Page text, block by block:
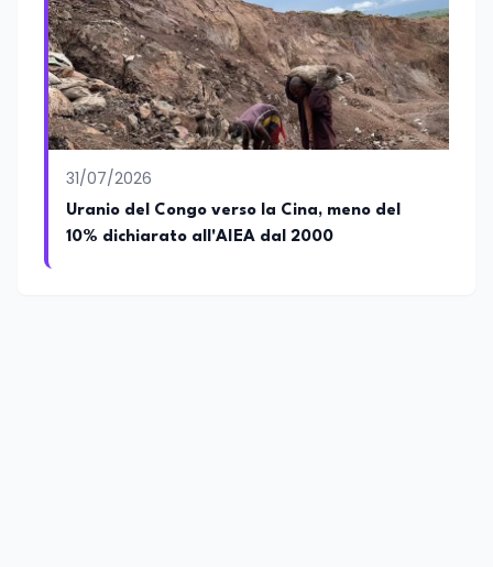
31/07/2026
Uranio del Congo verso la Cina, meno del
10% dichiarato all'AIEA dal 2000